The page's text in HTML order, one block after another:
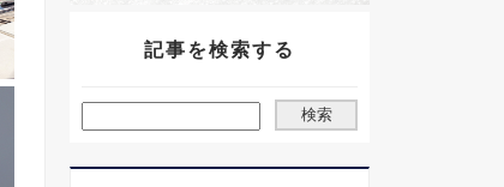
記事を検索する